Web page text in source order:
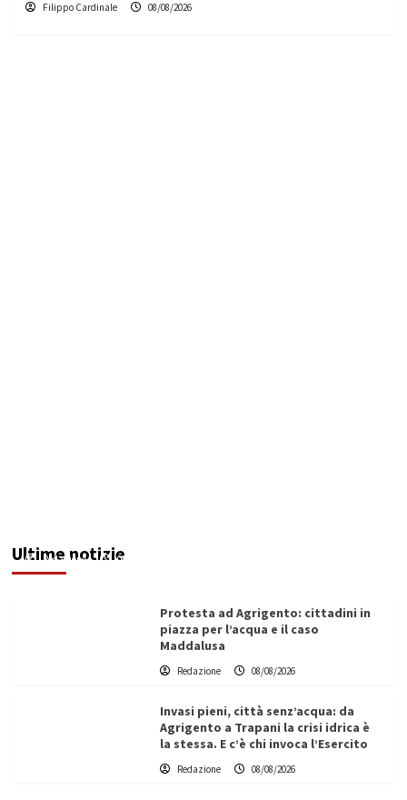
Filippo Cardinale 08/08/2026
Ultime notizie
Redazione 08/08/2026
Protesta ad Agrigento: cittadini in
piazza per l’acqua e il caso
Maddalusa
Redazione 08/08/2026
Invasi pieni, città senz’acqua: da
Agrigento a Trapani la crisi idrica è
la stessa. E c’è chi invoca l’Esercito
Redazione 08/08/2026